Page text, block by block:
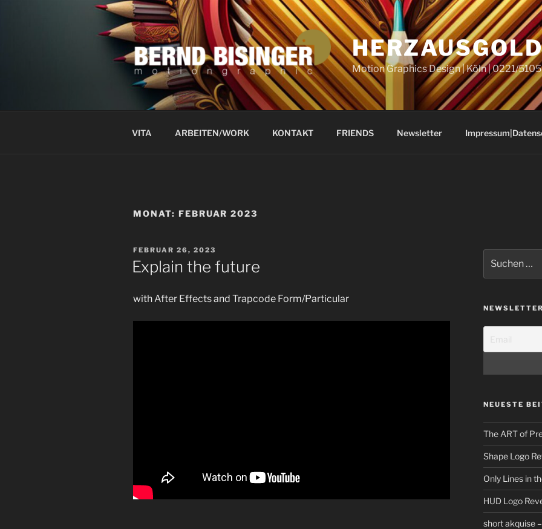
Motion Graphics Design | Köln | 0221/
VITA ARBEITEN/WORK KONTAKT FRIENDS Newsletter
MONAT: FEBRUAR 2023
VERÖFFENTLICHT
AM
FEBRUAR 26, 2023
Explain the future
with After Effects and Trapcode Form/Particular
nach:
NEUESTE
The ART of
Shape Logo
Only Lines in
HUD Logo
short akquise